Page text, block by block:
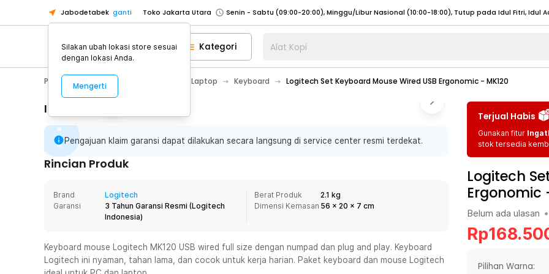
Jabodetabek ganti Toko Jakarta Utara
Toko Tangerang
Toko Cikupa
Pick n Go Jakarta Barat
Senin - Jumat (07:00 - 20:00), Sabtu - Minggu (08:00 - 20:00), Tutup pada Idul Fitri
Pick n Go Bekasi
Senin - Jumat (08:00 - 20:00), Sabtu - Minggu/ Libur Nasional (08:00 - 17:00)
Selengkapnya
Senin - Jumat (08:00 - 20:00), Sabtu - Minggu/ Libur Nasional (08:00 - 17:00) Selengkapnya
Senin - Sabtu (09:00-20:00), Minggu/Libur Nasional (12:00-20:00), Tutup pada Idul Fitri
Toko Jakarta Barat
Senin - Sabtu (09:00-20:00), Minggu/Libur Nasional (12:00-20:00), Tutup pada Idul Fitri
Senin - Jumat (07:00 - 20:00), Sabtu - Minggu (08:00 - 20:00), Tutup pada Idul Fitri
Senin - Jumat (08:00 - 20:00), Sabtu - Minggu/ Libur Nasional (08:00 - 17:00) Selengkapnya
Pick n Go Depok
Senin - Jumat (08:00 - 20:00), Sabtu - Minggu/ Libur Nasional (08:00 - 17:00)
Kategori Alat Kopi
PC & Laptop Aksesoris Komputer & Laptop Keyboard Logitech Set Keyboard Mouse Wired USB Ergonomic - MK120
Informasi Penting
Pengajuan klaim garansi dapat dilakukan secara langsung di service center resmi terdekat.
Rincian Produk
Brand
Logitech
Garansi
3 Tahun Garansi Resmi (Logitech
Indonesia)
Berat Produk
2.1 kg
Dimensi Kemasan 56 x 20 x 7 cm
Keyboard mouse Logitech MK120 USB wired full size dengan numpad dan plug and play. Keyboard
Logitech ini nyaman, tahan lama, dan cocok untuk kerja harian. Paket keyboard dan mouse Logitech
Terjual Habis
Gunakan fitur
stok tersedia
Logitech
Ergonomic
Belum ada ulasan •
Rp
Pilihan Warna:
Silakan ubah lokasi store sesuai
dengan lokasi Anda.
Mengerti